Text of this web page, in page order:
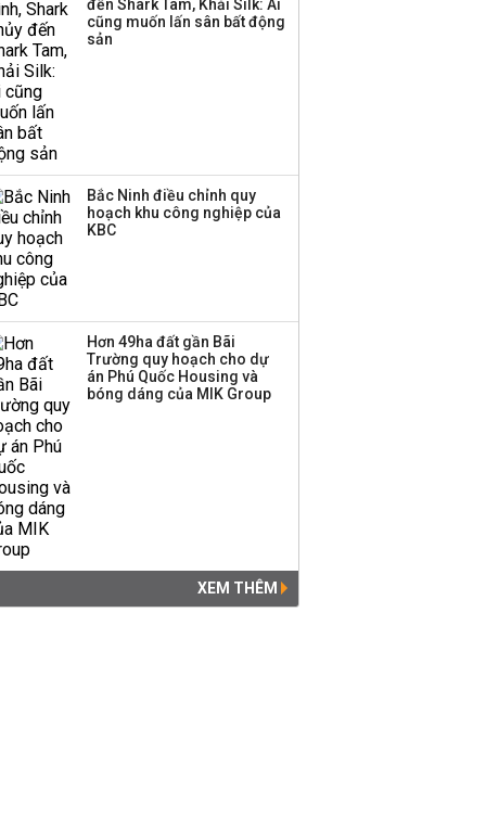
‘phất lên’ trong tháng 8,
nhóm ngành nào có
đến Shark Tam, Khải Silk: Ai
cũng muốn lấn sân bất động
sản
Bắc Ninh điều chỉnh quy
hoạch khu công nghiệp của
KBC
Hơn 49ha đất gần Bãi
Trường quy hoạch cho dự
án Phú Quốc Housing và
bóng dáng của MIK Group
XEM THÊM